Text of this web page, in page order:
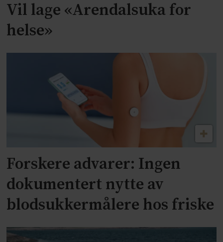
Vil lage «Arendalsuka for
helse»
Forskere advarer: Ingen
dokumentert nytte av
blodsukkermålere hos friske